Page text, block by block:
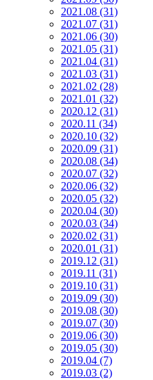
2021.08 (31)
2021.07 (31)
2021.06 (30)
2021.05 (31)
2021.04 (31)
2021.03 (31)
2021.02 (28)
2021.01 (32)
2020.12 (31)
2020.11 (34)
2020.10 (32)
2020.09 (31)
2020.08 (34)
2020.07 (32)
2020.06 (32)
2020.05 (32)
2020.04 (30)
2020.03 (34)
2020.02 (31)
2020.01 (31)
2019.12 (31)
2019.11 (31)
2019.10 (31)
2019.09 (30)
2019.08 (30)
2019.07 (30)
2019.06 (30)
2019.05 (30)
2019.04 (7)
2019.03 (2)